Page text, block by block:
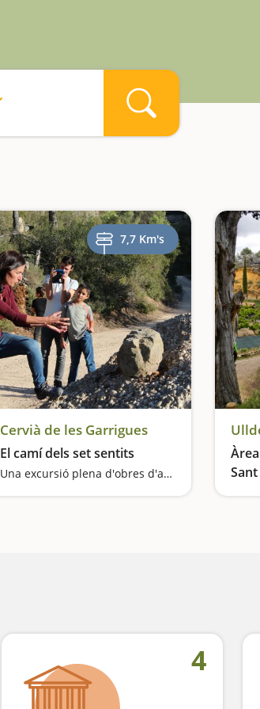
7,7 Km's
Cervià de les Garrigues
El camí dels set sentits
Una excursió plena d'obres d'art per despertar els sentits
4